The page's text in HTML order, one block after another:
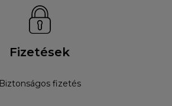
Fizetések
Biztonságos fizetés